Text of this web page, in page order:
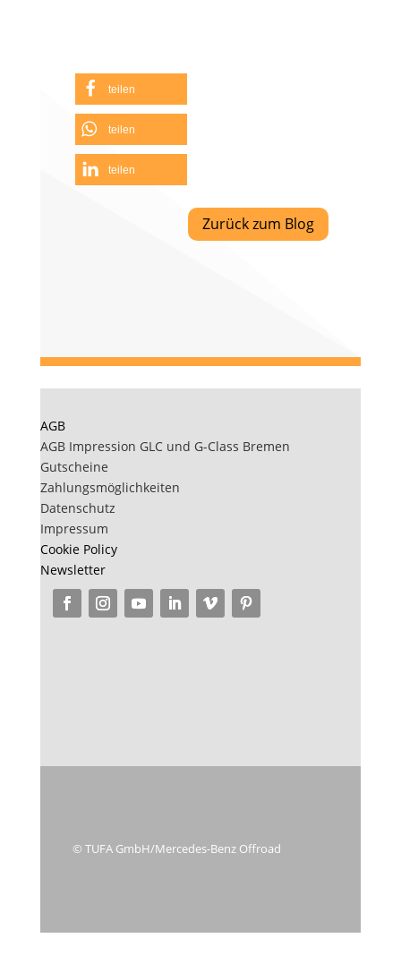
teilen
teilen
teilen
Zurück zum Blog
AGB
AGB Impression GLC und G-Class Bremen
Gutscheine
Zahlungsmöglichkeiten
Datenschutz
Impressum
Cookie Policy
Newsletter
© TUFA GmbH/Mercedes-Benz Offroad